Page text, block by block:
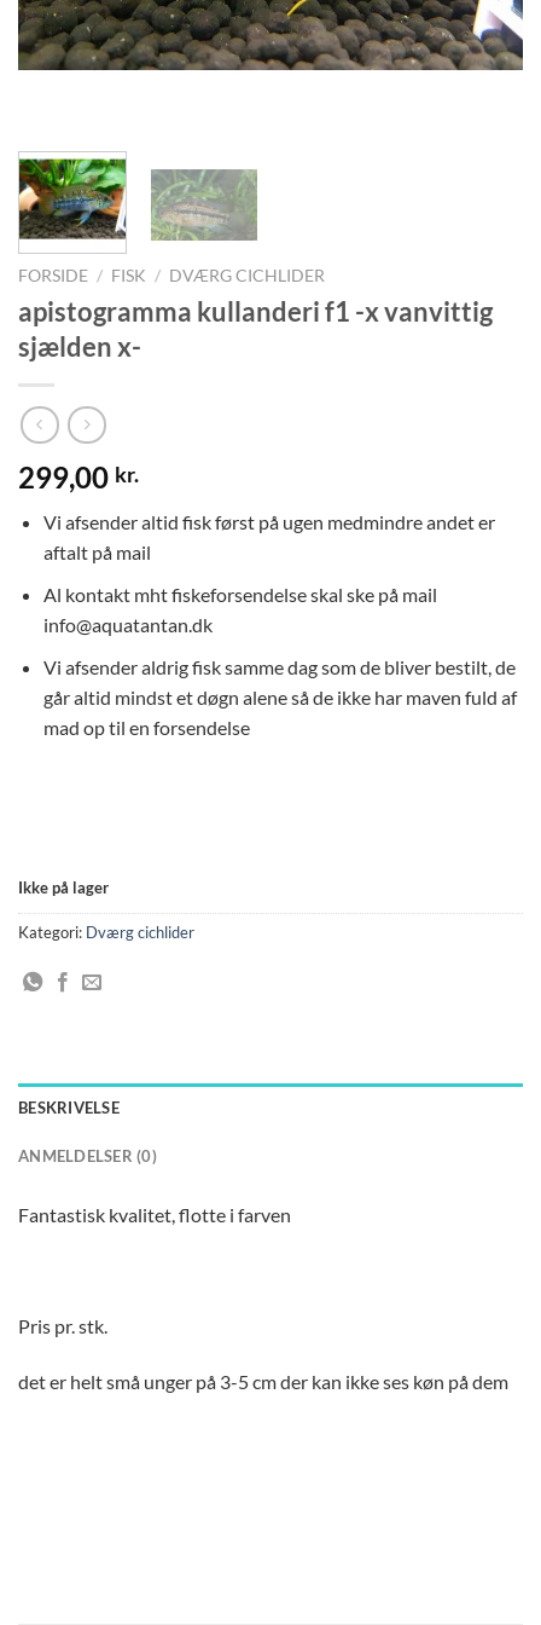
FORSIDE / FISK / DVÆRG CICHLIDER
apistogramma kullanderi f1 -x vanvittig
sjælden x-
299,00 kr.
Vi afsender altid fisk først på ugen medmindre andet er
aftalt på mail
Al kontakt mht fiskeforsendelse skal ske på mail
info@aquatantan.dk
Vi afsender aldrig fisk samme dag som de bliver bestilt, de
går altid mindst et døgn alene så de ikke har maven fuld af
mad op til en forsendelse
Ikke på lager
Kategori: Dværg cichlider
BESKRIVELSE
ANMELDELSER (0)
Fantastisk kvalitet, flotte i farven
Pris pr. stk.
det er helt små unger på 3-5 cm der kan ikke ses køn på dem